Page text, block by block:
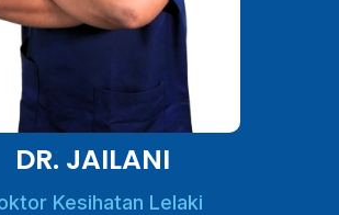
DR. JAILANI
Kesihatan Lelaki